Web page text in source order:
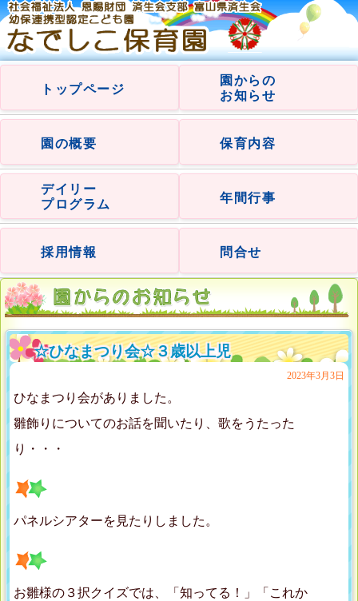
トップページ
園からの
お知らせ
園の概要 保育内容
デイリー
プログラム
年間行事
採用情報 問合せ
☆ひなまつり会☆３歳以上児
2023年3月3日
ひなまつり会がありました。
雛飾りについてのお話を聞いたり、歌をうたった
り・・・
パネルシアターを見たりしました。
お雛様の３択クイズでは、「知ってる！」「これか